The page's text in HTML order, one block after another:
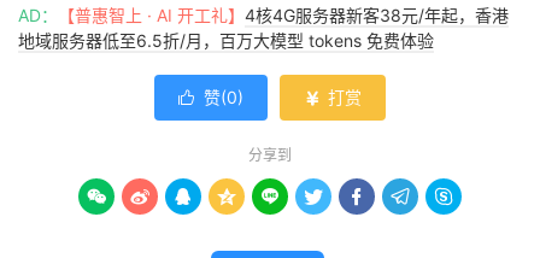
AD： 【普惠智上 · AI 开工礼】 4核4G服务器新客38元/年起，香港
地域服务器低至6.5折/月，百万大模型 tokens 免费体验
 赞(0)  打赏
分享到
        